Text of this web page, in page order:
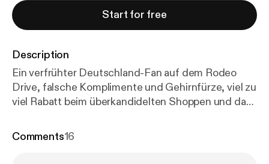
Start for free
Description
Ein verfrühter Deutschland-Fan auf dem Rodeo
Drive, falsche Komplimente und Gehirnfürze, viel zu
viel Rabatt beim überkandidelten Shoppen und das
Bizeps - that’s krass! Trotz aller Leidenschaft für
Comments16